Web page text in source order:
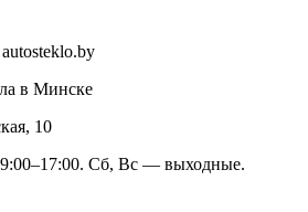
в Минске
10
Сб, Вс — выходные.